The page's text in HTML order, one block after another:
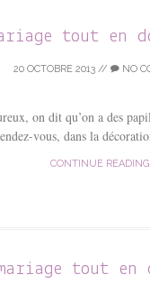
tout en
20 OCTOBRE 2013 // NO
on dit qu’on a des
vous, dans la
CONTINUE
tout en